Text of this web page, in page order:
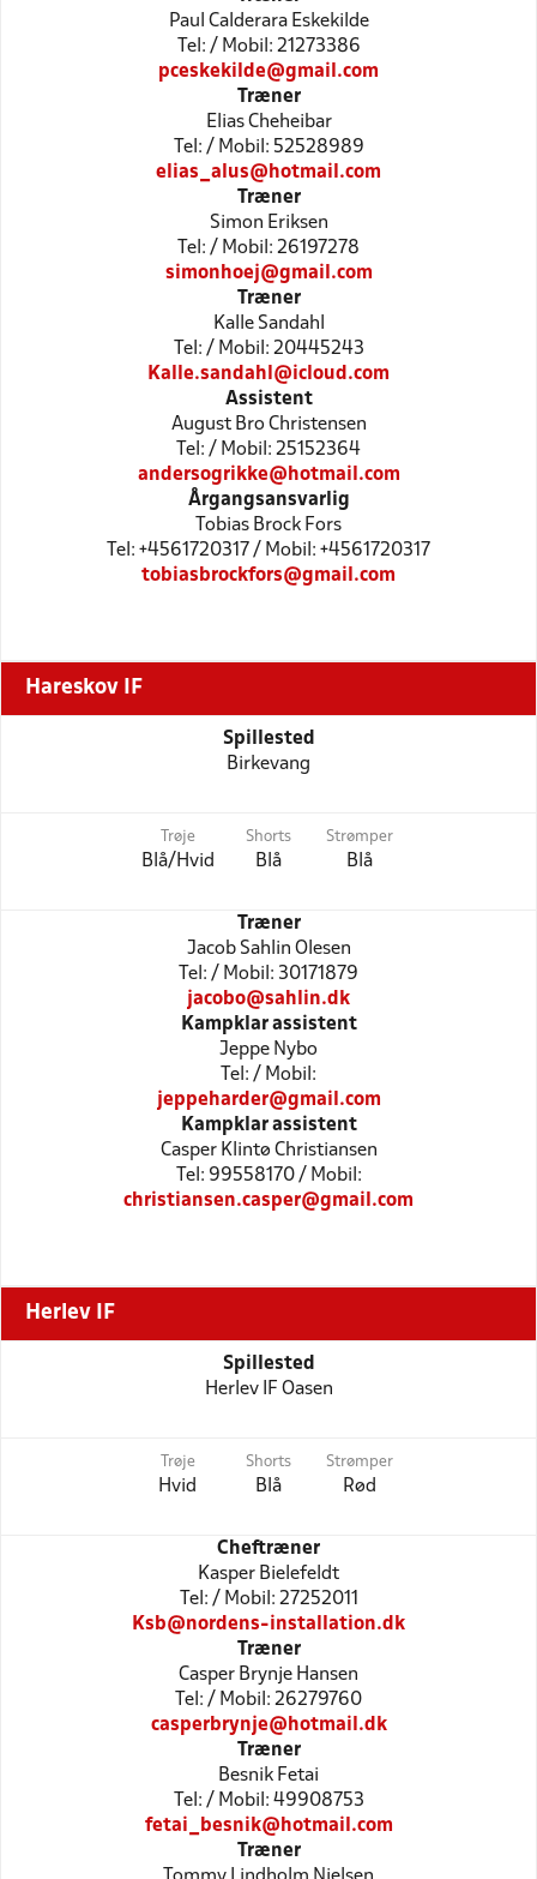
Paul Calderara Eskekilde
Tel: / Mobil: 21273386
pceskekilde@gmail.com
Træner
Elias Cheheibar
Tel: / Mobil: 52528989
elias_alus@hotmail.com
Træner
Simon Eriksen
Tel: / Mobil: 26197278
simonhoej@gmail.com
Træner
Kalle Sandahl
Tel: / Mobil: 20445243
Kalle.sandahl@icloud.com
Assistent
August Bro Christensen
Tel: / Mobil: 25152364
andersogrikke@hotmail.com
Årgangsansvarlig
Tobias Brock Fors
Tel: +4561720317 / Mobil: +4561720317
tobiasbrockfors@gmail.com
Hareskov IF
Spillested
Birkevang
Trøje
Blå/Hvid
Shorts
Blå
Strømper
Blå
Træner
Jacob Sahlin Olesen
Tel: / Mobil: 30171879
jacobo@sahlin.dk
Kampklar assistent
Jeppe Nybo
Tel: / Mobil:
jeppeharder@gmail.com
Kampklar assistent
Casper Klintø Christiansen
Tel: 99558170 / Mobil:
christiansen.casper@gmail.com
Herlev IF
Spillested
Herlev IF Oasen
Trøje
Hvid
Shorts
Blå
Strømper
Rød
Cheftræner
Kasper Bielefeldt
Tel: / Mobil: 27252011
Ksb@nordens-installation.dk
Træner
Casper Brynje Hansen
Tel: / Mobil: 26279760
casperbrynje@hotmail.dk
Træner
Besnik Fetai
Tel: / Mobil: 49908753
fetai_besnik@hotmail.com
Træner